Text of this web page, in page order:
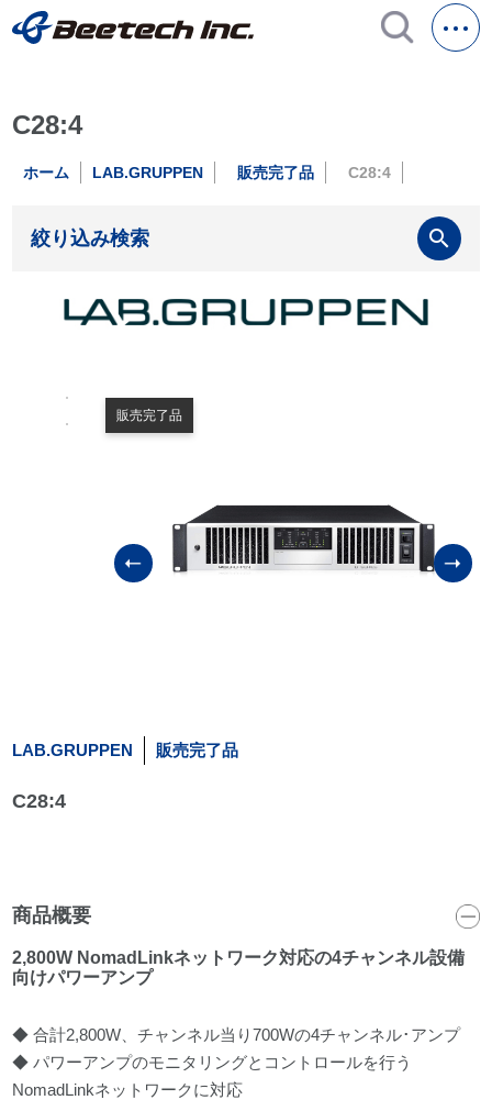
C28:4
ホーム LAB.GRUPPEN 販売完了品 C28:4
絞り込み検索 search
販売完了品
LAB.GRUPPEN 販売完了品
C28:4
商品概要
2,800W NomadLinkネットワーク対応の4チャンネル設備
向けパワーアンプ
◆ 合計2,800W、チャンネル当り700Wの4チャンネル･アンプ
◆ パワーアンプのモニタリングとコントロールを行う
NomadLinkネットワークに対応